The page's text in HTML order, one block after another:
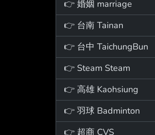
👉 婚姻 marriage
👉 台南 Tainan
👉 台中 TaichungBun
👉 Steam Steam
👉 高雄 Kaohsiung
👉 羽球 Badminton
👉 超商 CVS